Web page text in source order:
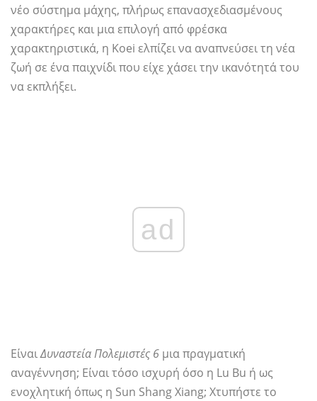
νέο σύστημα μάχης, πλήρως επανασχεδιασμένους
χαρακτήρες και μια επιλογή από φρέσκα
χαρακτηριστικά, η Koei ελπίζει να αναπνεύσει τη νέα
ζωή σε ένα παιχνίδι που είχε χάσει την ικανότητά του
να εκπλήξει.
ad
ΕίναιΔυναστεία Πολεμιστές 6 μια πραγματική
αναγέννηση; Είναι τόσο ισχυρή όσο η Lu Bu ή ως
ενοχλητική όπως η Sun Shang Xiang; Χτυπήστε το